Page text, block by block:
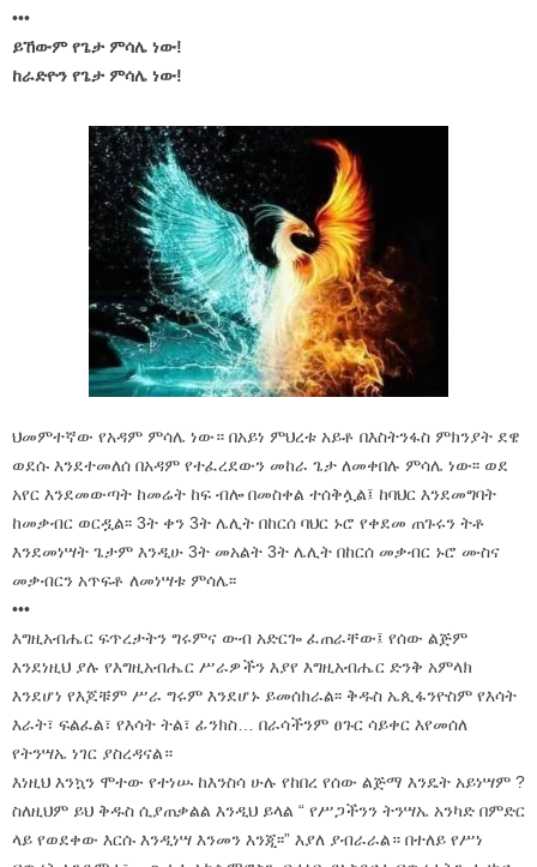
•••
ይኸውም የጌታ ምሳሌ ነው!
ከራድዮን የጌታ ምሳሌ ነው!
ህመምተኛው የአዳም ምሳሌ ነው። በአይነ ምህረቱ አይቶ በእስትንፋስ ምክንያት ደዌ
ወደሱ እንደተመለሰ በአዳም የተፈረደውን መከራ ጌታ ለመቀበሉ ምሳሌ ነው፡፡ ወደ
አየር እንደመውጣት ከመሬት ከፍ ብሎ በመስቀል ተሰቅሏል፤ ከባህር እንደመግባት
ከመቃብር ወርዷል፡፡ 3ት ቀን 3ት ሌሊት በከርሰ ባህር ኑሮ የቀደመ ጠጉሩን ትቶ
እንደመነሣት ጌታም እንዲሁ 3ት መአልት 3ት ሌሊት በከርሰ መቃብር ኑሮ ሙስና
መቃብርን አጥፍቶ ለመነሣቱ ምሳሌ፡፡
•••
እግዚአብሔር ፍጥረታትን ግሩምና ውብ አድርጐ ፈጠራቸው፤ የሰው ልጅም
እንደነዚህ ያሉ የእግዚአብሔር ሥራዎችን እያየ እግዚአብሔር ድንቅ አምላክ
እንደሆነ የእጆቹም ሥራ ግሩም እንደሆኑ ይመሰክራል፡፡ ቅዱስ ኤጲፋንዮስም የእሳት
እራት፣ ፍልፈል፣ የእሳት ትል፣ ፊንክስ… በራሳችንም ፀጉር ሳይቀር እየመሰለ
የትንሣኤ ነገር ያስረዳናል።
እነዚህ እንኳን ሞተው የተነሡ ከእንስሳ ሁሉ የከበረ የሰው ልጅማ እንዴት አይነሣም ?
ስለዚህም ይህ ቅዱስ ሲያጠቃልል እንዲህ ይላል “ የሥጋችንን ትንሣኤ አንካድ በምድር
ላይ የወደቀው እርሱ እንዲነሣ እንመን እንጂ፡፡” እያለ ያብራራል። በተለይ የሥነ